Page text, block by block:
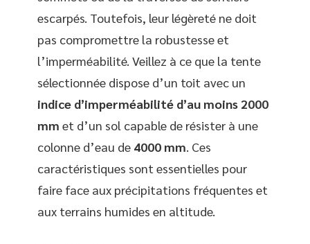
escarpés. Toutefois, leur légèreté ne doit
pas compromettre la robustesse et
l’imperméabilité. Veillez à ce que la tente
sélectionnée dispose d’un toit avec un
indice d’imperméabilité d’au moins 2000
mm et d’un sol capable de résister à une
colonne d’eau de 4000 mm. Ces
caractéristiques sont essentielles pour
faire face aux précipitations fréquentes et
aux terrains humides en altitude.